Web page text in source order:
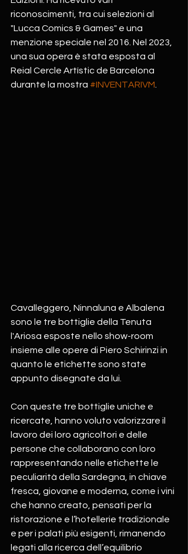
riconoscimenti, tra cui selezioni al
"Lucca Comics & Games" e una
menzione speciale nel 2016. Nel 2023,
una sua opera è stata esposta al
Reial Cercle Artístic de Barcelona
durante la mostra #INVENTARIVM
Cavalleggero, Ninnaluna e Albalena
sono le tre bottiglie della Tenuta
l'Ariosa esposte nello show-room
insieme alle opere di Piero Schirinzi in
quanto le etichette sono state
appunto disegnate da lui.
Con queste tre bottiglie uniche e
ricercate, hanno voluto valorizzare il
lavoro dei loro agricoltori e delle
persone che collaborano con loro
rappresentando nelle etichette le
peculiarità della Sardegna, in chiave
fresca, giovane e moderna, come i vini
che hanno creato, pensati per la
ristorazione e l’hotellerie tradizionale
e per i palati più esigenti, rimanendo
legati alla ricerca dell’equilibrio